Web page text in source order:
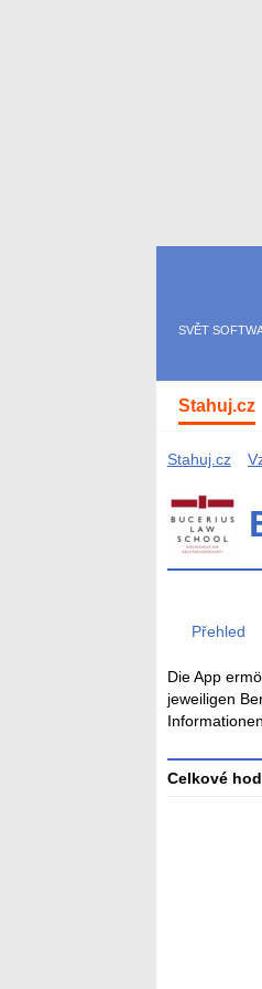
SVĚT
Stahuj.cz
Stahuj.cz
Přehled
Die App
jeweiligen
Celkové